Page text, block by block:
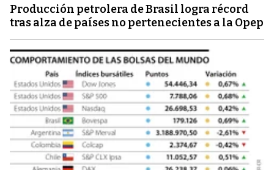
Producción petrolera de Brasil logra récord
tras alza de países no pertenecientes a la Opep